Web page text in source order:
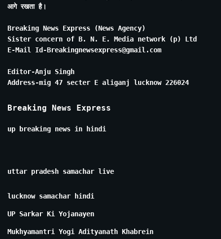
आगे रखता है।
Breaking News Express (News Agency)
Sister concern of B. N. E. Media network (p) Ltd
E-Mail Id-Breakingnewsexpress@gmail.com
Editor-Anju Singh
Address-mig 47 secter E aliganj lucknow 226024
Breaking News Express
up breaking news in hindi
uttar pradesh samachar live
lucknow samachar hindi
UP Sarkar Ki Yojanayen
Mukhyamantri Yogi Adityanath Khabrein